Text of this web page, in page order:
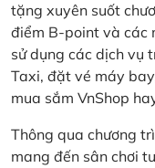
tặng xuyên suốt
điểm B-point và các
sử dụng các dịch vụ
Taxi, đặt vé máy
mua sắm VnShop
Thông qua chương
mang đến sân chơi